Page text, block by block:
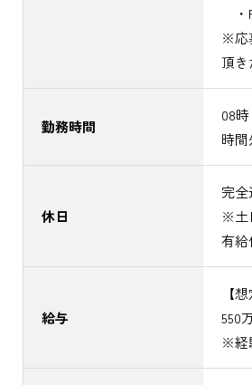
・
※応
頂き
勤務時間
08
時
休日
完
※土
有給
給与
【
550
※経